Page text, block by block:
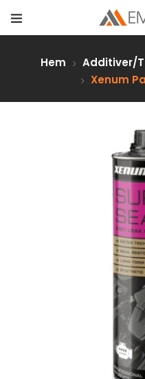
Hem Additiver/
Xenum